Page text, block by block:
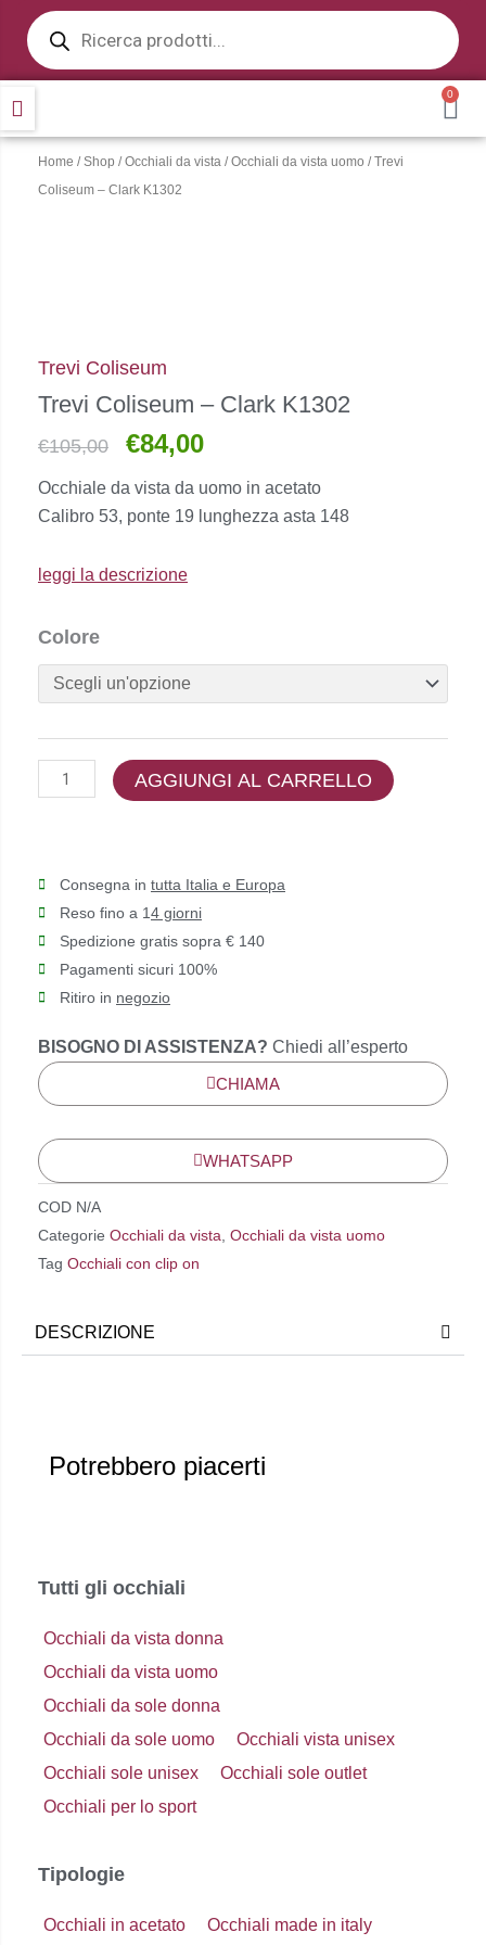
contenuto
Products
search
0
Home /Shop /Occhiali da vista /Occhiali da vista uomo / Trevi
Coliseum – Clark K1302
Trevi Coliseum
Trevi Coliseum – Clark K1302
€105,00
Il
originale
era:
€84,00Il
attuale
è:
Occhiale da vista da uomo in acetato
Calibro 53, ponte 19 lunghezza asta 148
leggi la descrizione
Colore
Trevi
Coliseum
K1302
quantità
AGGIUNGI AL CARRELLO
Consegna in tutta Italia e Europa
Reso fino a 14 giorni
Spedizione gratis sopra € 140
Pagamenti sicuri 100%
Ritiro in negozio
BISOGNO DI ASSISTENZA? Chiedi all’esperto
CHIAMA
WHATSAPP
COD N/A
Categorie Occhiali da vista Occhiali da vista uomo
Tag Occhiali con clip on
DESCRIZIONE
Potrebbero piacerti
Tutti gli occhiali
Occhiali da vista donna
Occhiali da vista uomo
Occhiali da sole donna
Occhiali da sole uomo
Occhiali vista unisex
Occhiali sole unisex
Occhiali sole outlet
Occhiali per lo sport
Tipologie
Occhiali in acetato Occhiali made in italy